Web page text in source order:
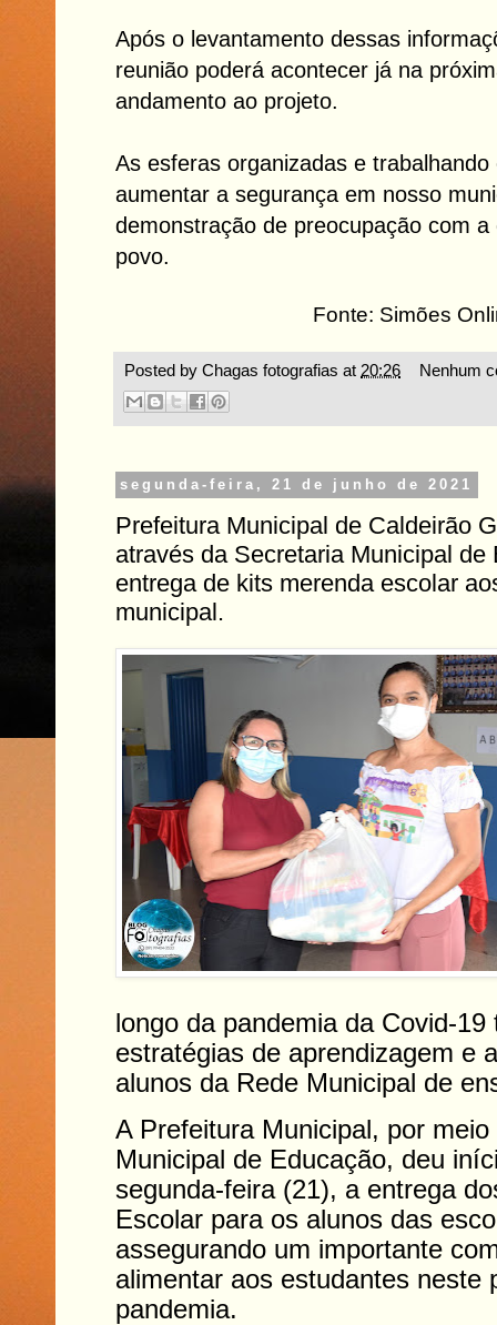
Após o levantamento dessas
reunião poderá acontecer já na
andamento ao projeto.
As esferas organizadas e
aumentar a segurança em nosso
demonstração de preocupação com a
povo.
Fonte: Simões
Posted by Chagas fotografias at 20:26 Nenhum
segunda-feira, 21 de junho de 2021
Prefeitura Municipal de Caldeirão
através da Secretaria Municipal de
entrega de kits merenda escolar
municipal.
longo da pandemia da Covid-19
estratégias de aprendizagem e
alunos da Rede Municipal de
A Prefeitura Municipal, por
Municipal de Educação, deu
segunda-feira (21), a entrega
Escolar para os alunos das
assegurando um importante
alimentar aos estudantes neste
pandemia.